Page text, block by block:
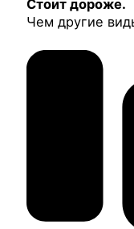
Стоит дороже.
Чем другие